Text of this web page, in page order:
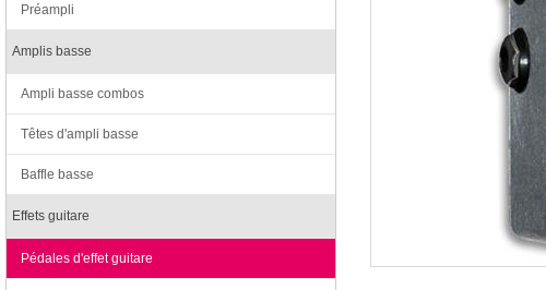
Préampli
Amplis basse
Ampli basse combos
Têtes d'ampli basse
Baffle basse
Effets guitare
Pédales d'effet guitare